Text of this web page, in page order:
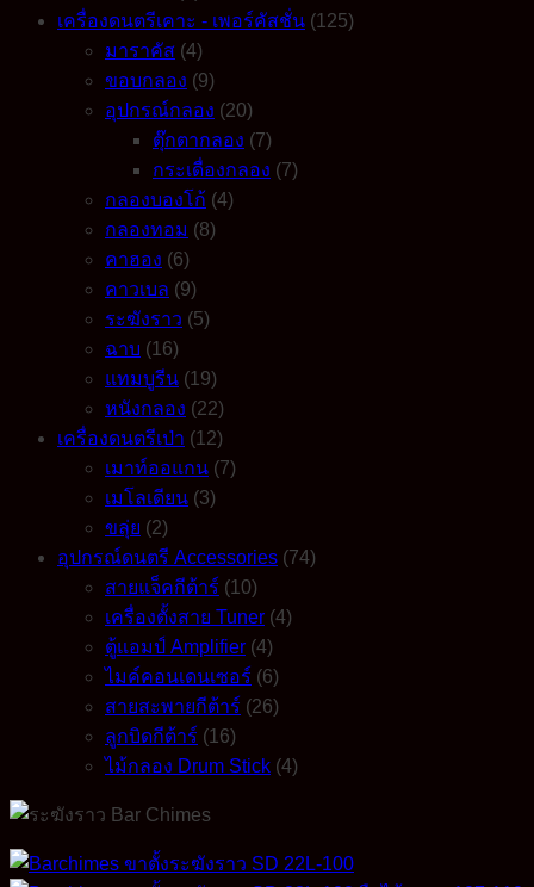
เครื่องดนตรีเคาะ - เพอร์คัสชั่น (125)
มาราคัส (4)
ขอบกลอง (9)
อุปกรณ์กลอง (20)
ตุ๊กตากลอง (7)
กระเดื่องกลอง (7)
กลองบองโก้ (4)
กลองทอม (8)
คาฮอง (6)
คาวเบล (9)
ระฆังราว (5)
ฉาบ (16)
แทมบูรีน (19)
หนังกลอง (22)
เครื่องดนตรีเป่า (12)
เมาท์ออแกน (7)
เมโลเดียน (3)
ขลุ่ย (2)
อุปกรณ์ดนตรี Accessories (74)
สายแจ็คกีต้าร์ (10)
เครื่องตั้งสาย Tuner (4)
ตู้แอมป์ Amplifier (4)
ไมค์คอนเดนเซอร์ (6)
สายสะพายกีต้าร์ (26)
ลูกบิดกีต้าร์ (16)
ไม้กลอง Drum Stick (4)